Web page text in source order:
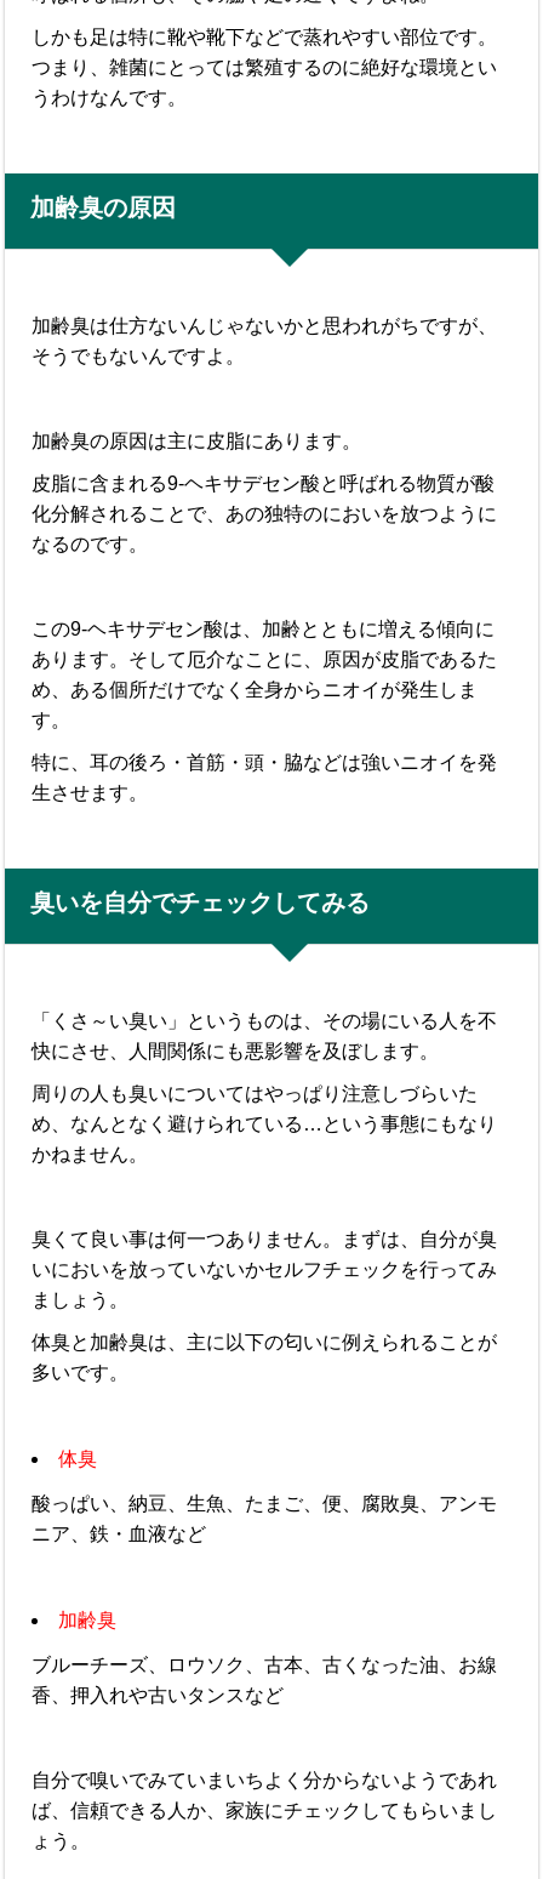
しかも足は特に靴や靴下などで蒸れやすい部位です。
つまり、雑菌にとっては繁殖するのに絶好な環境とい
うわけなんです。
加齢臭の原因
加齢臭は仕方ないんじゃないかと思われがちですが、
そうでもないんですよ。
加齢臭の原因は主に皮脂にあります。
皮脂に含まれる9-ヘキサデセン酸と呼ばれる物質が酸
化分解されることで、あの独特のにおいを放つように
なるのです。
この9-ヘキサデセン酸は、加齢とともに増える傾向に
あります。そして厄介なことに、原因が皮脂であるた
め、ある個所だけでなく全身からニオイが発生しま
す。
特に、耳の後ろ・首筋・頭・脇などは強いニオイを発
生させます。
臭いを自分でチェックしてみる
「くさ～い臭い」というものは、その場にいる人を不
快にさせ、人間関係にも悪影響を及ぼします。
周りの人も臭いについてはやっぱり注意しづらいた
め、なんとなく避けられている…という事態にもなり
かねません。
臭くて良い事は何一つありません。まずは、自分が臭
いにおいを放っていないかセルフチェックを行ってみ
ましょう。
体臭と加齢臭は、主に以下の匂いに例えられることが
多いです。
体臭
酸っぱい、納豆、生魚、たまご、便、腐敗臭、アンモ
ニア、鉄・血液など
加齢臭
ブルーチーズ、ロウソク、古本、古くなった油、お線
香、押入れや古いタンスなど
自分で嗅いでみていまいちよく分からないようであれ
ば、信頼できる人か、家族にチェックしてもらいまし
ょう。